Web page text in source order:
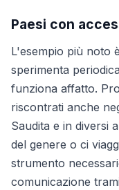
Paesi con
L'esempio più noto è
sperimenta
funziona affatto.
riscontrati anche
Saudita e in diversi
del genere o ci
strumento
comunicazione